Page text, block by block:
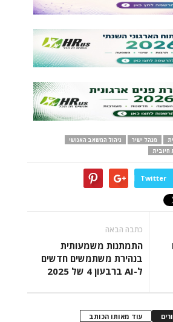
מנהל ישיר
ניהול המשאב האנושי
חיובית
Twitter
כתבה הבאה
התמתנות משמעותית
בנהירת משתמשים חדשים
ל-AI ברבעון 4 של 2025
עוד מאותו הכותב